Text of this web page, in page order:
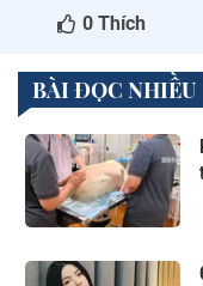
0 Thích
BÀI ĐỌC NHIỀU